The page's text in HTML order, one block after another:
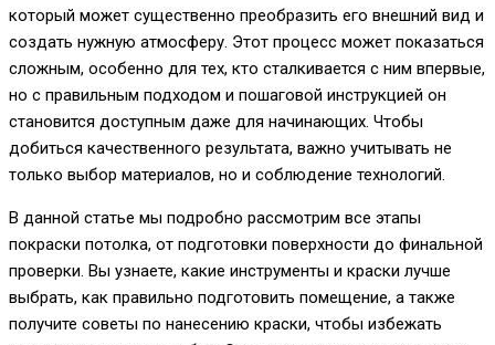
который может существенно преобразить его внешний вид и
создать нужную атмосферу. Этот процесс может показаться
сложным, особенно для тех, кто сталкивается с ним впервые,
но с правильным подходом и пошаговой инструкцией он
становится доступным даже для начинающих. Чтобы
добиться качественного результата, важно учитывать не
только выбор материалов, но и соблюдение технологий.
В данной статье мы подробно рассмотрим все этапы
покраски потолка, от подготовки поверхности до финальной
проверки. Вы узнаете, какие инструменты и краски лучше
выбрать, как правильно подготовить помещение, а также
получите советы по нанесению краски, чтобы избежать